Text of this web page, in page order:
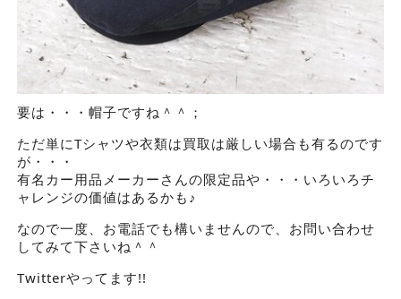
要は・・・帽子ですね＾＾；
ただ単にTシャツや衣類は買取は厳しい場合も有るのです
が・・・
有名カー用品メーカーさんの限定品や・・・いろいろチ
ャレンジの価値はあるかも♪
なので一度、お電話でも構いませんので、お問い合わせ
してみて下さいね＾＾
Twitterやってます!!